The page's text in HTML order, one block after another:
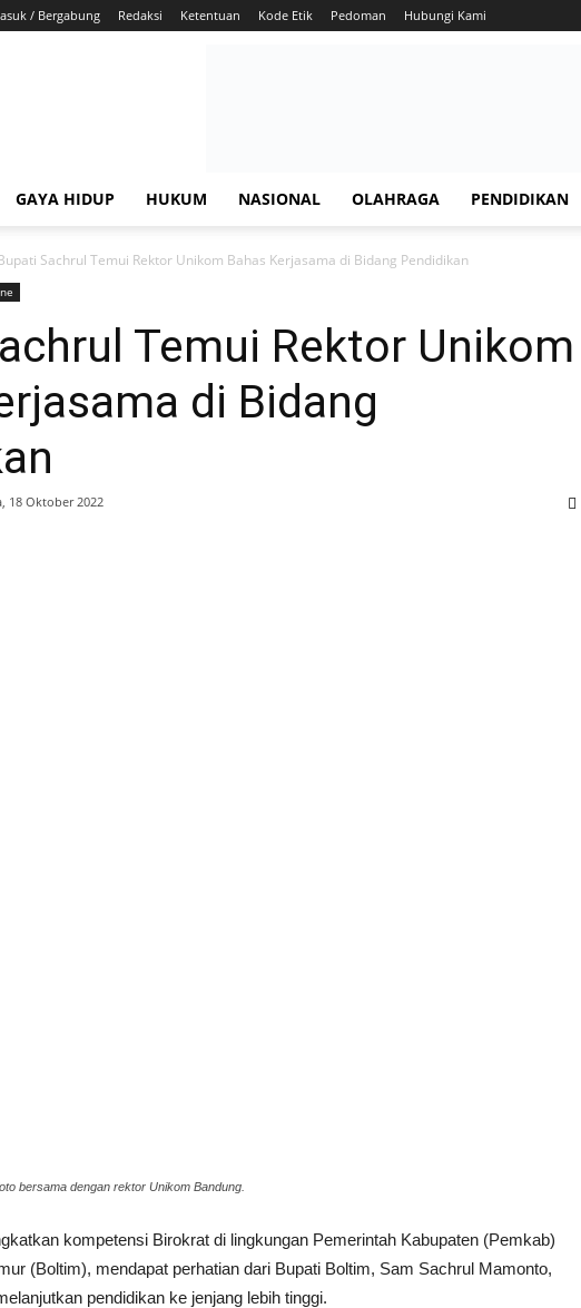
/ Bergabung Redaksi Ketentuan Kode Etik Pedoman Hubungi Kami
GAYA HIDUP HUKUM NASIONAL OLAHRAGA PENDIDIKAN
Sachrul Temui Rektor Unikom Bahas Kerjasama di Bidang Pendidikan
Temui Rektor Unikom
di Bidang
18 Oktober 2022
bersama dengan rektor Unikom Bandung.
kompetensi Birokrat di lingkungan Pemerintah Kabupaten (Pemkab)
(Boltim), mendapat perhatian dari Bupati Boltim, Sam Sachrul Mamonto,
pendidikan ke jenjang lebih tinggi.